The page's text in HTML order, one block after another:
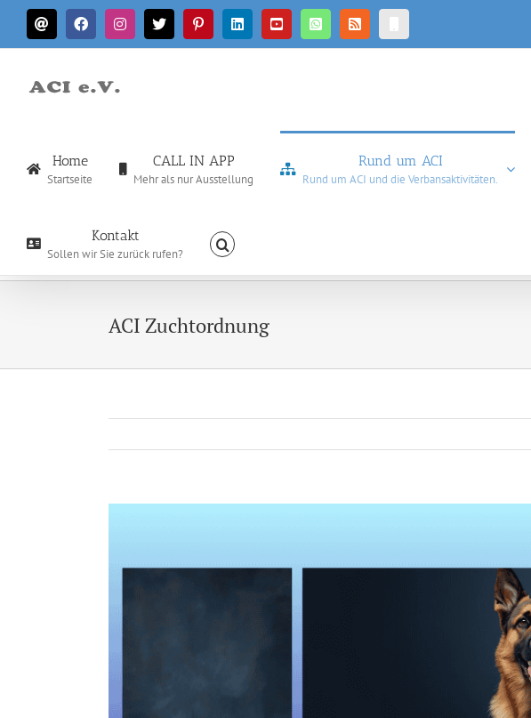
Zum
InhaltE-
Mail
FacebookInstagram
X PinterestLinkedInYouTubeWhatsApp
Rss
IN
Home
Startseite
CALL IN APP
Mehr als nur Ausstellung
Rund um ACI
Rund um ACI und die Verbansaktivitäten.
Kontakt
Sollen wir Sie zurück rufen?
ACI Zuchtordnung
Bild